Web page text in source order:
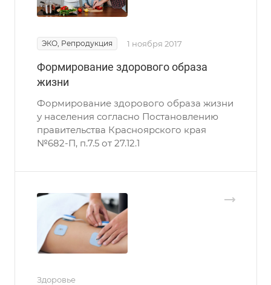
ЭКО, Репродукция 1 ноября 2017
Формирование здорового образа
жизни
Формирование здорового образа жизни
у населения согласно Постановлению
правительства Красноярского края
№682-П, п.7.5 от 27.12.1
Здоровье